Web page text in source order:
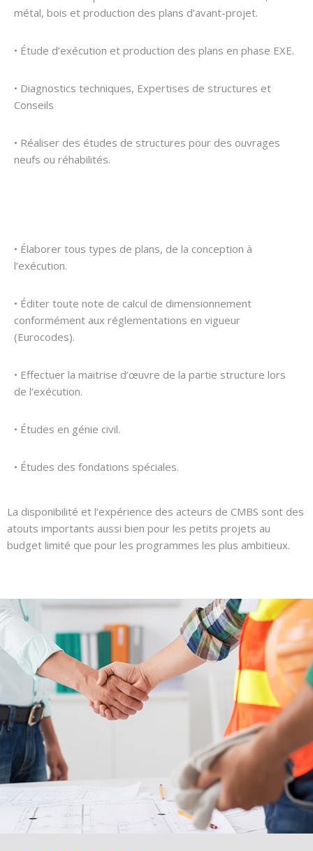
métal, bois et production des plans d’avant-projet.
• Étude d’exécution et production des plans en phase EXE.
• Diagnostics techniques, Expertises de structures et
Conseils
• Réaliser des études de structures pour des ouvrages
neufs ou réhabilités.
• Élaborer tous types de plans, de la conception à
l’exécution.
• Éditer toute note de calcul de dimensionnement
conformément aux réglementations en vigueur
(Eurocodes).
• Effectuer la maitrise d’œuvre de la partie structure lors
de l’exécution.
• Études en génie civil.
• Études des fondations spéciales.
La disponibilité et l’expérience des acteurs de CMBS sont des
atouts importants aussi bien pour les petits projets au
budget limité que pour les programmes les plus ambitieux.